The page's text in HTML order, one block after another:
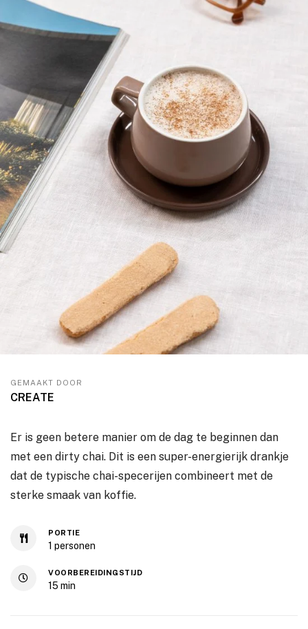
GEMAAKT DOOR
CREATE
Er is geen betere manier om de dag te beginnen dan
met een dirty chai. Dit is een super-energierijk drankje
dat de typische chai-specerijen combineert met de
sterke smaak van koffie.
PORTIE
1 personen
VOORBEREIDINGSTIJD
15 min